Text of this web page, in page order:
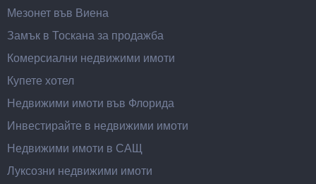
Мезонет във Виена
Замък в Тоскана за продажба
Комерсиални недвижими имоти
Купете хотел
Недвижими имоти във Флорида
Инвестирайте в недвижими имоти
Недвижими имоти в САЩ
Луксозни недвижими имоти